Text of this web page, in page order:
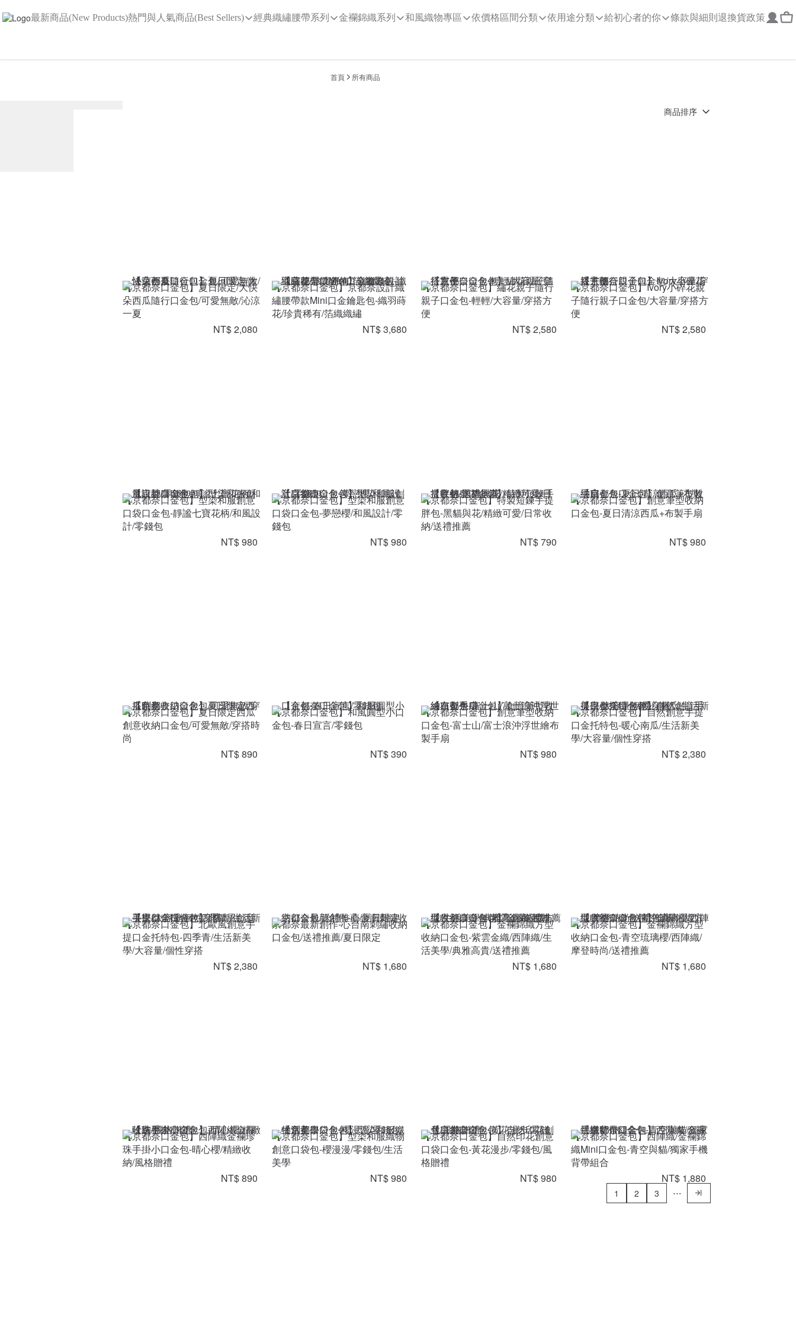
最新商品(New Products)熱門與人氣商品(Best Sellers) 經典織繡腰帶系列 金襴錦織系列 和風織物專區 依價格區間分類 依用途分類 給初心者的你 條款與細則 退換貨政策
首頁 所有商品
商品排序
【京都奈口金包】夏日限定/大快
朵西瓜隨行口金包/可愛無敵/沁涼
一夏
NT$ 2,080
【京都奈口金包】京都奈設計織
繡腰帶款Mini口金鑰匙包-織羽蒔
花/珍貴稀有/箔織織繡
NT$ 3,680
【京都奈口金包】繡花親子隨行
親子口金包-輕輕/大容量/穿搭方
便
NT$ 2,580
【京都奈口金包】Ivory小碎花親
子隨行親子口金包/大容量/穿搭方
便
NT$ 2,580
【京都奈口金包】型染和服創意
口袋口金包-靜謐七寶花柄/和風設
計/零錢包
NT$ 980
【京都奈口金包】型染和服創意
口袋口金包-夢戀櫻/和風設計/零
錢包
NT$ 980
【京都奈口金包】特製短鍊手提
胖包-黑貓與花/精緻可愛/日常收
納/送禮推薦
NT$ 790
【京都奈口金包】創意筆型收納
口金包-夏日清涼西瓜+布製手扇
NT$ 980
【京都奈口金包】夏日限定西瓜
創意收納口金包/可愛無敵/穿搭時
尚
NT$ 890
【京都奈口金包】和風圓型小口
金包-春日宣言/零錢包
NT$ 390
【京都奈口金包】創意筆型收納
口金包-富士山/富士浪沖浮世繪布
製手扇
NT$ 980
【京都奈口金包】自然創意手提
口金托特包-暖心南瓜/生活新美
學/大容量/個性穿搭
NT$ 2,380
【京都奈口金包】北歐風創意手
提口金托特包-四季青/生活新美
學/大容量/個性穿搭
NT$ 2,380
京都奈最新創作-心台南刺繡收納
口金包/送禮推薦/夏日限定
NT$ 1,680
【京都奈口金包】金襴錦織方型
收納口金包-紫雲金織/西陣織/生
活美學/典雅高貴/送禮推薦
NT$ 1,680
【京都奈口金包】金襴錦織方型
收納口金包-青空琉璃櫻/西陣織/
摩登時尚/送禮推薦
NT$ 1,680
【京都奈口金包】西陣織金襴珍
珠手掛小口金包-晴心櫻/精緻收
納/風格贈禮
NT$ 890
【京都奈口金包】型染和服織物
創意口袋包-櫻漫漫/零錢包/生活
美學
NT$ 980
【京都奈口金包】自然印花創意
口袋口金包-黃花漫步/零錢包/風
格贈禮
NT$ 980
【京都奈口金包】西陣織/金襴錦
織Mini口金包-青空與貓/獨家手機
背帶組合
NT$ 1,880
1 2 3